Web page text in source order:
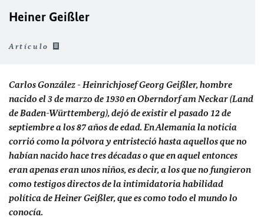
Heiner Geißler
Artículo
Carlos González - Heinrichjosef Georg Geißler, hombre
nacido el 3 de marzo de 1930 en Oberndorf am Neckar (Land
de Baden-Württemberg), dejó de existir el pasado 12 de
septiembre a los 87 años de edad. En Alemania la noticia
corrió como la pólvora y entristeció hasta aquellos que no
habían nacido hace tres décadas o que en aquel entonces
eran apenas eran unos niños, es decir, a los que no fungieron
como testigos directos de la intimidatoria habilidad
política de Heiner Geißler, que es como todo el mundo lo
conocía.